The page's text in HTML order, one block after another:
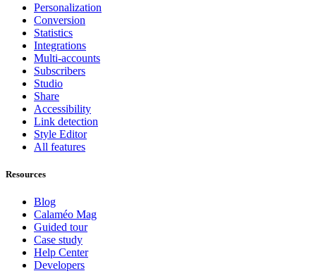
Personalization
Conversion
Statistics
Integrations
Multi-accounts
Subscribers
Studio
Share
Accessibility
Link detection
Style Editor
All features
Resources
Blog
Calaméo Mag
Guided tour
Case study
Help Center
Developers